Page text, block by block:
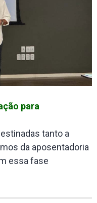
para
tanto a
da aposentadoria
essa fase